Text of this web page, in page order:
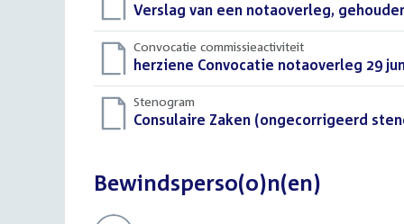
Download
bestand:
Verslag van een notaoverleg,
Convocatie commissieactiviteit
Download
bestand:
herziene Convocatie notaoverleg 29
Stenogram
Download
Consulaire Zaken (ongecorrigeerd
Bewindsperso(o)n(en)